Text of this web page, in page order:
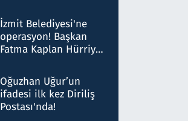
Milyar liralık para
trafiği tespit edildi
İzmit Belediyesi'ne
operasyon! Başkan
Fatma Kaplan Hürriyet
Oğuzhan Uğur’un
ifadesi ilk kez Diriliş
Postası'nda!